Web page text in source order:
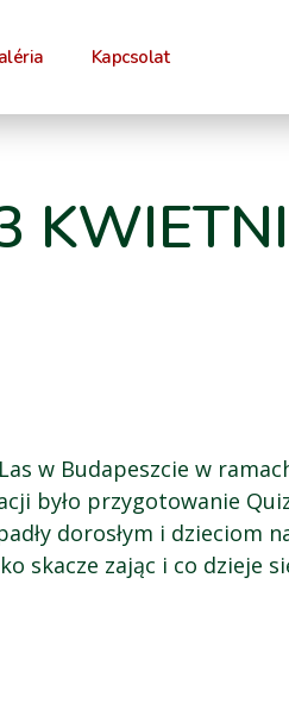
Kapcsolat
w Budapeszcie w
było przygotowanie
dorosłym i dzieciom
skacze zając i co dzieje